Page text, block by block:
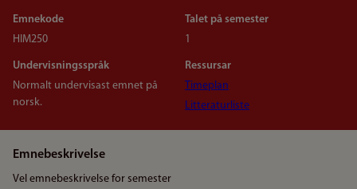
Emnekode
HIM250
Talet på semester
1
Undervisningsspråk
Normalt undervisast emnet på
norsk.
Ressursar
Timeplan
Litteraturliste
Emnebeskrivelse
Vel emnebeskrivelse for semester